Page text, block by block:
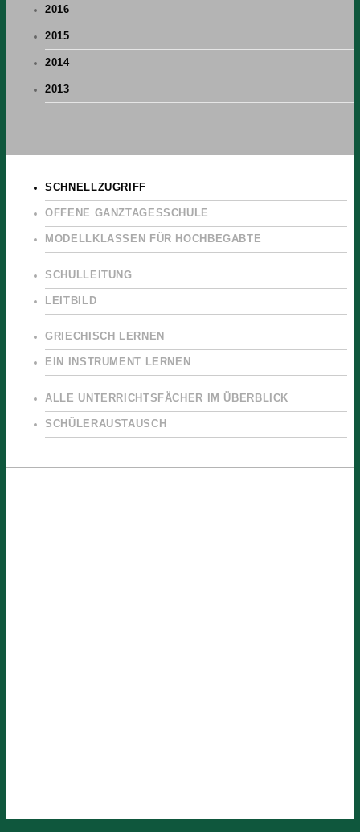
2016
2015
2014
2013
SCHNELLZUGRIFF
OFFENE GANZTAGESSCHULE
MODELLKLASSEN FÜR HOCHBEGABTE
SCHULLEITUNG
LEITBILD
GRIECHISCH LERNEN
EIN INSTRUMENT LERNEN
ALLE UNTERRICHTSFÄCHER IM ÜBERBLICK
SCHÜLERAUSTAUSCH